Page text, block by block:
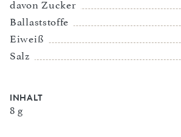
davon Zucker
Ballaststoffe
Eiweiß
Salz
INHALT
8 g